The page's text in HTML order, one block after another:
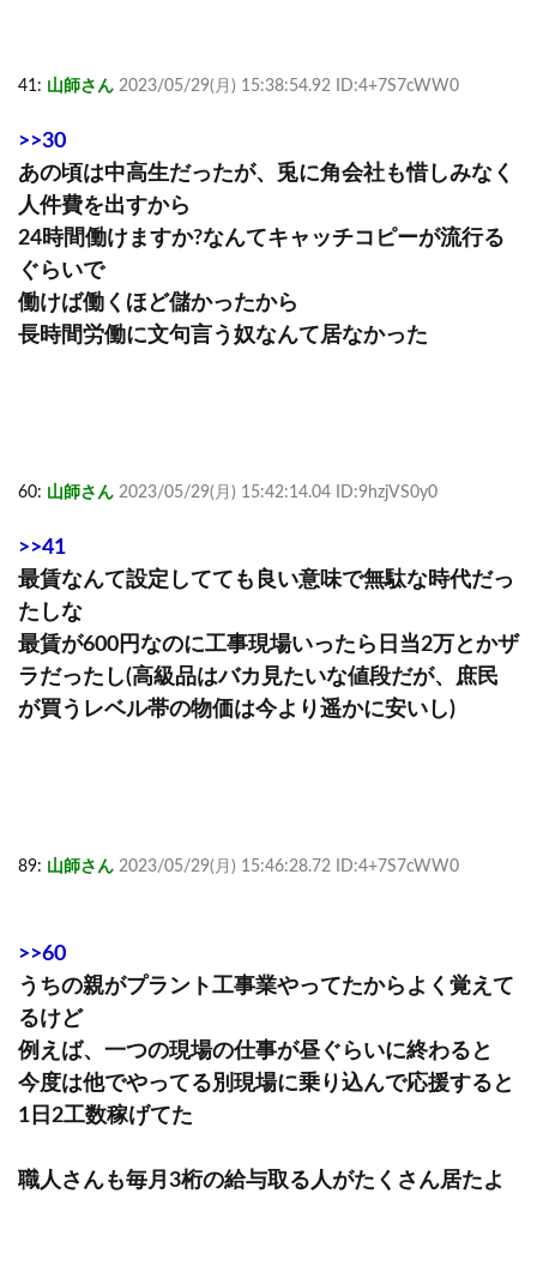
41: 山師さん 2023/05/29(月) 15:38:54.92 ID:4+7S7cWW0
>>30
あの頃は中高生だったが、兎に角会社も惜しみなく
人件費を出すから
24時間働けますか?なんてキャッチコピーが流行る
ぐらいで
働けば働くほど儲かったから
長時間労働に文句言う奴なんて居なかった
60: 山師さん 2023/05/29(月) 15:42:14.04 ID:9hzjVS0y0
>>41
最賃なんて設定してても良い意味で無駄な時代だっ
たしな
最賃が600円なのに工事現場いったら日当2万とかザ
ラだったし(高級品はバカ見たいな値段だが、庶民
が買うレベル帯の物価は今より遥かに安いし)
89: 山師さん 2023/05/29(月) 15:46:28.72 ID:4+7S7cWW0
>>60
うちの親がプラント工事業やってたからよく覚えて
るけど
例えば、一つの現場の仕事が昼ぐらいに終わると
今度は他でやってる別現場に乗り込んで応援すると
1日2工数稼げてた
職人さんも毎月3桁の給与取る人がたくさん居たよ